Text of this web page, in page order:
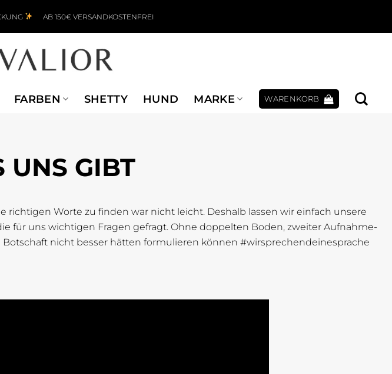
AB 150€ VERSANDKOSTENFREI
FARBEN SHETTY HUND MARKE WARENKORB
UNS GIBT
richtigen Worte zu finden war nicht leicht. Deshalb lassen wir einfach unsere
für uns wichtigen Fragen gefragt. Ohne doppelten Boden, zweiter Aufnahme-
nicht besser hätten formulieren können #wirsprechendeinesprache